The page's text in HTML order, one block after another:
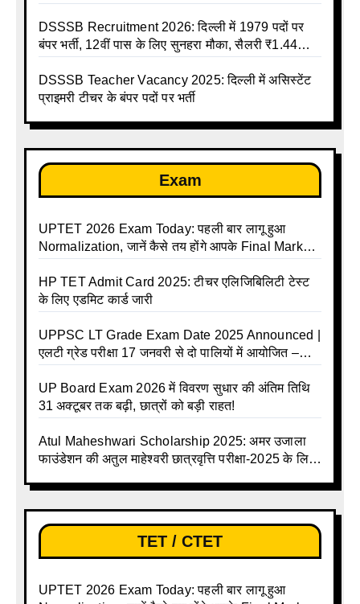
DSSSB Recruitment 2026: दिल्ली में 1979 पदों पर
बंपर भर्ती, 12वीं पास के लिए सुनहरा मौका, सैलरी ₹1.44
DSSSB Teacher Vacancy 2025: दिल्ली में असिस्टेंट
प्राइमरी टीचर के बंपर पदों पर भर्ती
Exam
UPTET 2026 Exam Today: पहली बार लागू हुआ
Normalization, जानें कैसे तय होंगे आपके Final Marks
HP TET Admit Card 2025: टीचर एलिजिबिलिटी टेस्ट
के लिए एडमिट कार्ड जारी
UPPSC LT Grade Exam Date 2025 Announced |
एलटी ग्रेड परीक्षा 17 जनवरी से दो पालियों में आयोजित –
UP Board Exam 2026 में विवरण सुधार की अंतिम तिथि
31 अक्टूबर तक बढ़ी, छात्रों को बड़ी राहत!
Atul Maheshwari Scholarship 2025: अमर उजाला
फाउंडेशन की अतुल माहेश्वरी छात्रवृत्ति परीक्षा-2025 के लिए
TET / CTET
UPTET 2026 Exam Today: पहली बार लागू हुआ